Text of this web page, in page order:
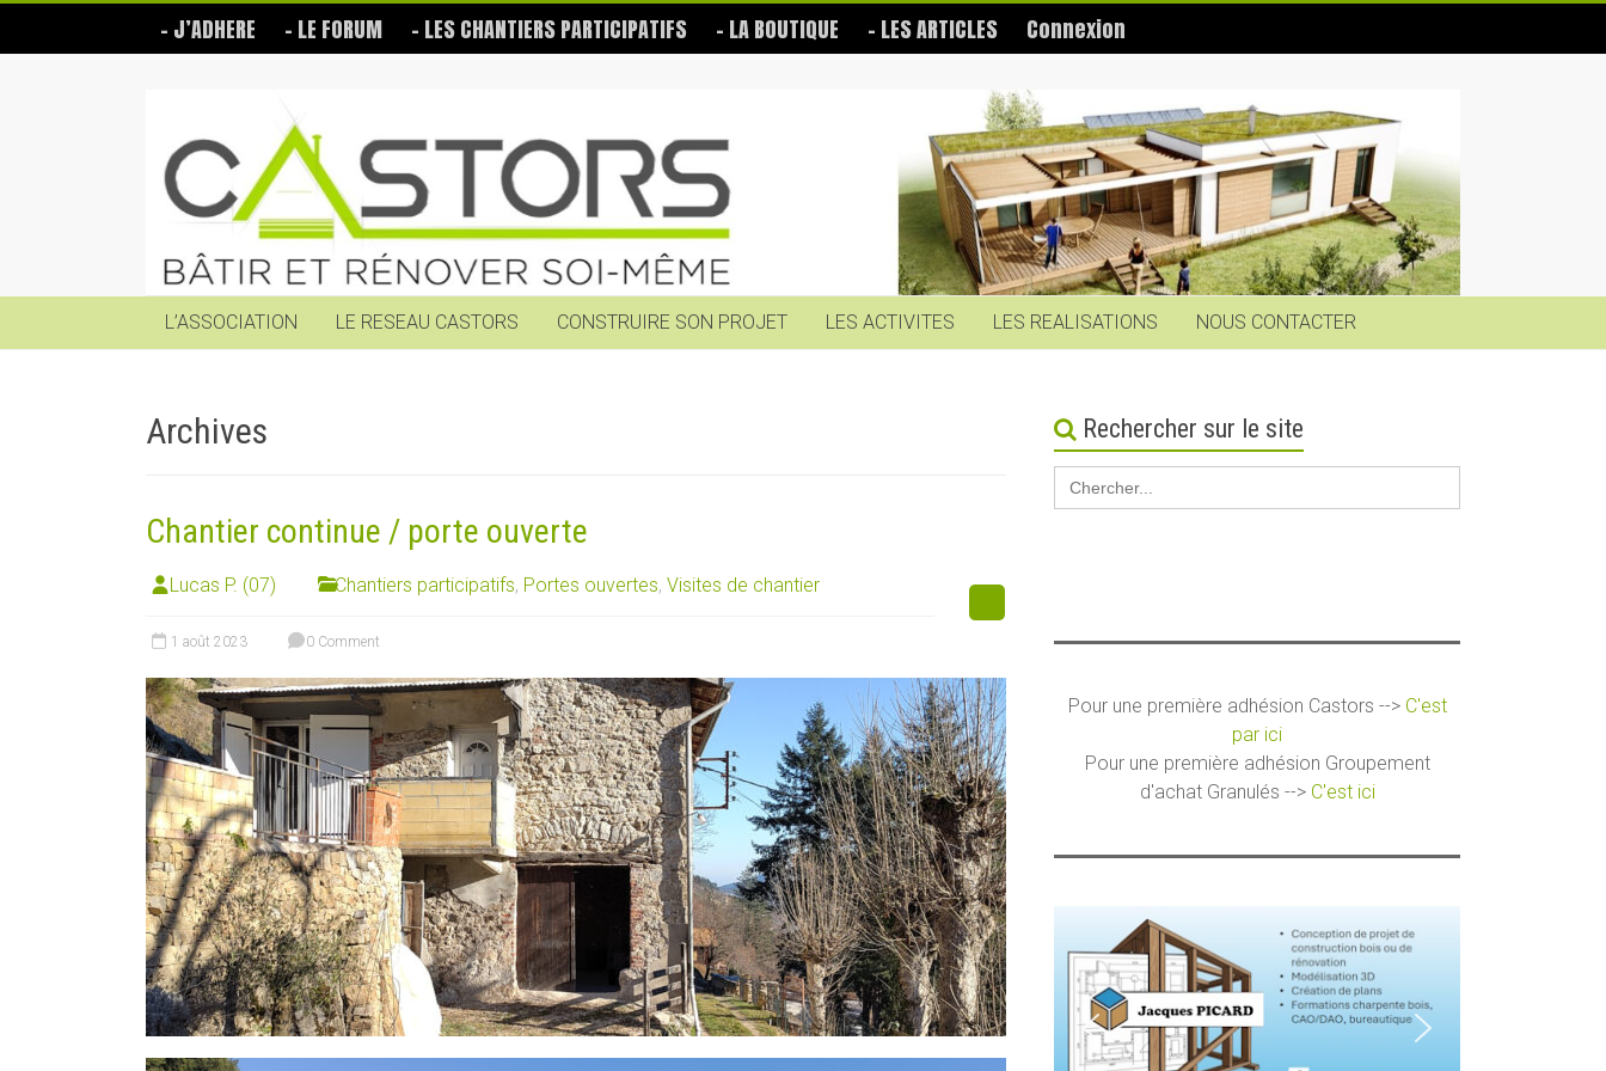
content
– J’ADHERE – LE FORUM – LES CHANTIERS PARTICIPATIFS – LA BOUTIQUE – LES ARTICLES Connexion
Castors
Bâtir
soi-
même
L’ASSOCIATION
LE RESEAU CASTORS CONSTRUIRE SON PROJET LES ACTIVITES LES REALISATIONS NOUS CONTACTER
Archives
Chantier continue / porte ouverte
Lucas P. (07) Chantiers participatifs, Portes ouvertes, Visites de chantier
1 août 2023 0 Comment
Rechercher sur le site
Search
for:
Pour une première adhésion Castors --> C'est
par ici
Pour une première adhésion Groupement
d'achat Granulés --> C'est ici